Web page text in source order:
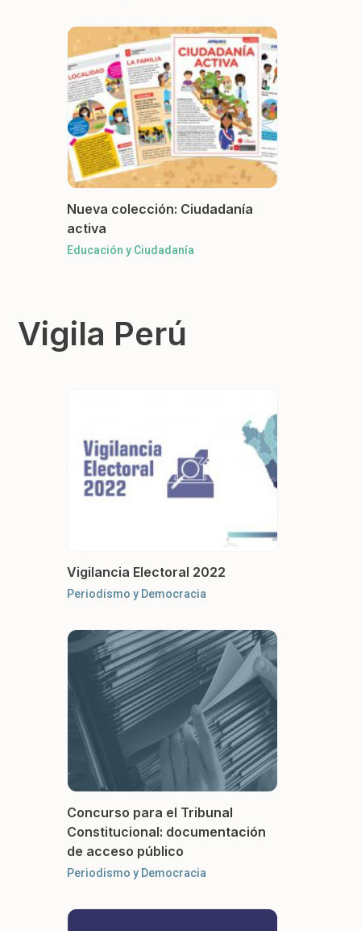
Nueva colección: Ciudadanía
activa
Educación y Ciudadanía
Vigila Perú
Vigilancia Electoral 2022
Periodismo y Democracia
Concurso para el Tribunal
Constitucional: documentación
de acceso público
Periodismo y Democracia